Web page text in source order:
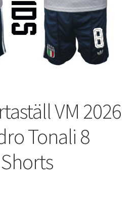
VM 2026
Tonali 8